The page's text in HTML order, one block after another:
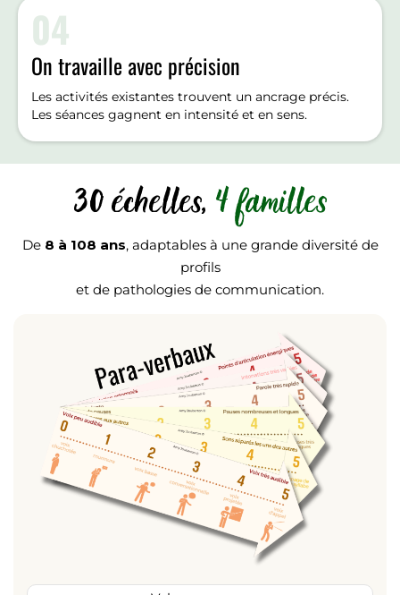
04
On travaille avec précision
Les activités existantes trouvent un ancrage précis.
Les séances gagnent en intensité et en sens.
30 échelles,4 familles
De 8 à 108 ans, adaptables à une grande diversité de
profils
et de pathologies de communication.